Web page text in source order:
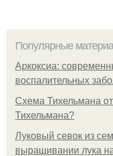
Популярные
Аркоксиа:
воспалительных
Схема Тихельмана
Тихельмана?
Луковый севок из
выращивании лука